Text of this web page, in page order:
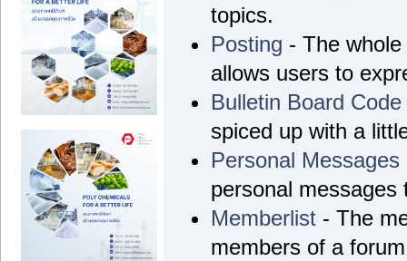
topics.
Posting - The
allows users to
Bulletin Board
spiced up with a
Personal Messages
personal messages
Memberlist - The
members of a